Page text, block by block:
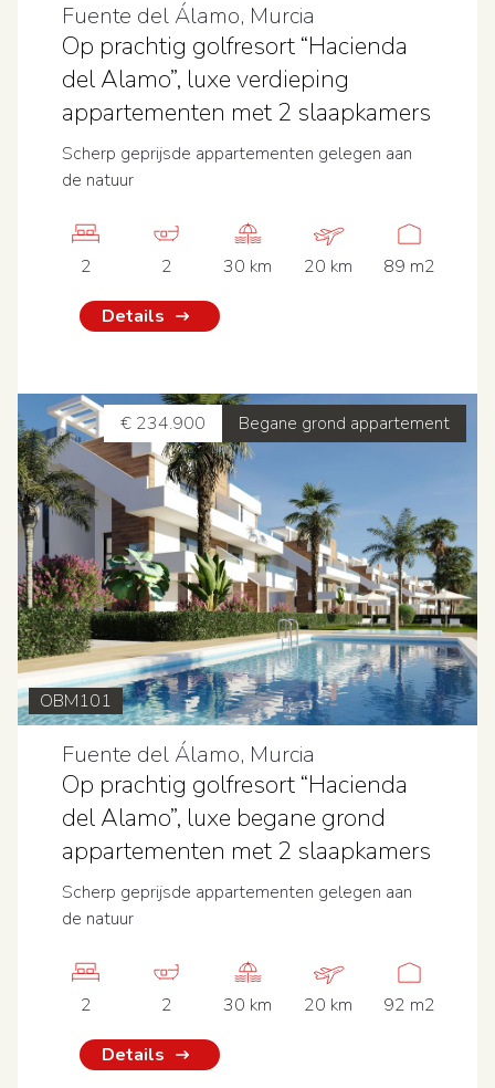
Fuente del Álamo, Murcia
Op prachtig golfresort “Hacienda
del Alamo”, luxe verdieping
appartementen met 2 slaapkamers
Scherp geprijsde appartementen gelegen aan
de natuur
2 2 30 km 20 km 89 m2
Details
Begane grond appartement
€ 234.900
OBM101
Fuente del Álamo, Murcia
Op prachtig golfresort “Hacienda
del Alamo”, luxe begane grond
appartementen met 2 slaapkamers
Scherp geprijsde appartementen gelegen aan
de natuur
2 2 30 km 20 km 92 m2
Details